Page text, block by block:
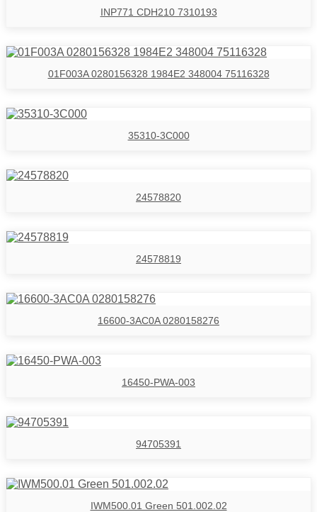
INP771 CDH210 7310193
01F003A 0280156328 1984E2 348004 75116328
35310-3C000
24578820
24578819
16600-3AC0A 0280158276
16450-PWA-003
94705391
IWM500.01 Green 501.002.02